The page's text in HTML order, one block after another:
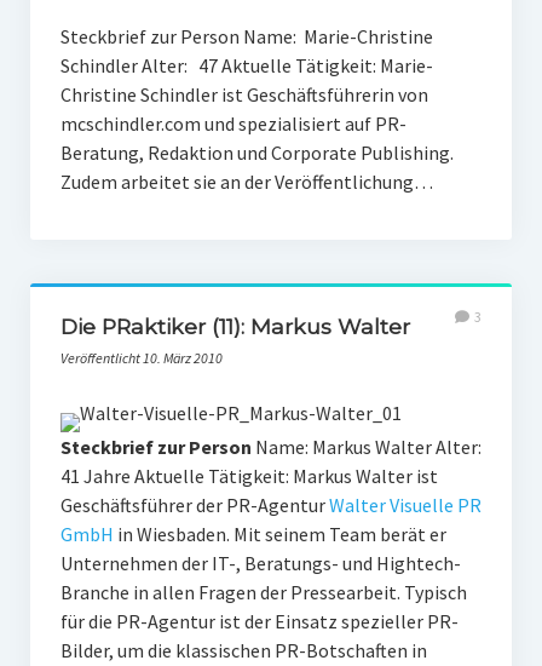
Klimaneutrales Tanken
Zukunft der Bildung
Vom Trend zur Tonne
Steckbrief zur Person Name: Marie-Christine
Schindler Alter: 47 Aktuelle Tätigkeit: Marie-
Christine Schindler ist Geschäftsführerin von
mcschindler.com und spezialisiert auf PR-
Beratung, Redaktion und Corporate Publishing.
Zudem arbeitet sie an der Veröffentlichung…
Die PRaktiker (11): Markus Walter
Veröffentlicht 10. März 2010
3
Steckbrief zur Person Name: Markus Walter Alter:
41 Jahre Aktuelle Tätigkeit: Markus Walter ist
Geschäftsführer der PR-AgenturWalter Visuelle PR
GmbH in Wiesbaden. Mit seinem Team berät er
Unternehmen der IT-, Beratungs- und Hightech-
Branche in allen Fragen der Pressearbeit. Typisch
für die PR-Agentur ist der Einsatz spezieller PR-
Bilder, um die klassischen PR-Botschaften in